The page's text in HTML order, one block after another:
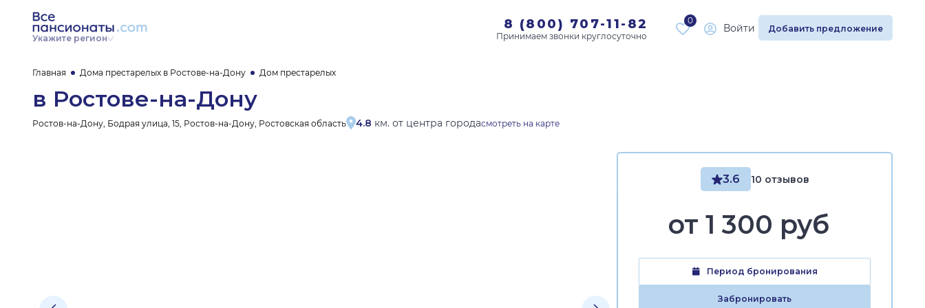
Укажите регион
8 (800) 707-11-82 0
Войти Добавить предложение
Главная Дома престарелых в Ростове-на-Дону Дом престарелых
в Ростове-на-Дону
Ростов-на-Дону, Бодрая улица, 15, Ростов-на-Дону, Ростовская область 4.8 км. от центра городасмотреть на карте
3.6 10 отзывов
от 1 300 руб
Период бронирования
Забронировать